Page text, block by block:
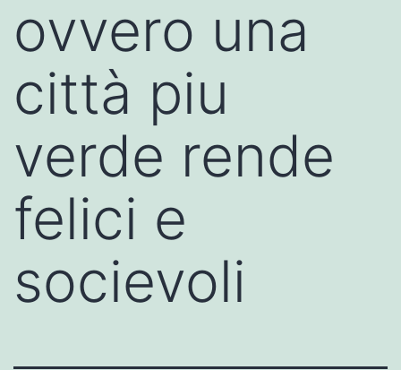
ovvero una
città piu
verde rende
felici e
socievoli